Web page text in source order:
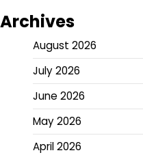
Archives
August 2026
July 2026
June 2026
May 2026
April 2026